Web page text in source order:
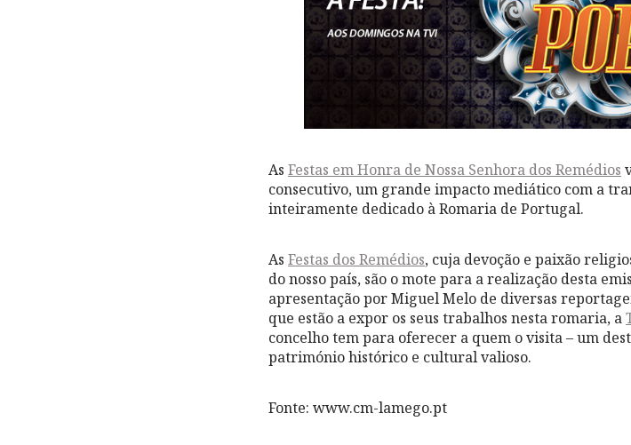
As Festas em Honra de Nossa Senhora dos Remédios
consecutivo, um grande impacto mediático com a
inteiramente dedicado à Romaria de Portugal.
As Festas dos Remédios, cuja devoção e paixão
do nosso país, são o mote para a realização desta
apresentação por Miguel Melo de diversas
que estão a expor os seus trabalhos nesta romaria, a
concelho tem para oferecer a quem o visita – um
património histórico e cultural valioso.
Fonte: www.cm-lamego.pt